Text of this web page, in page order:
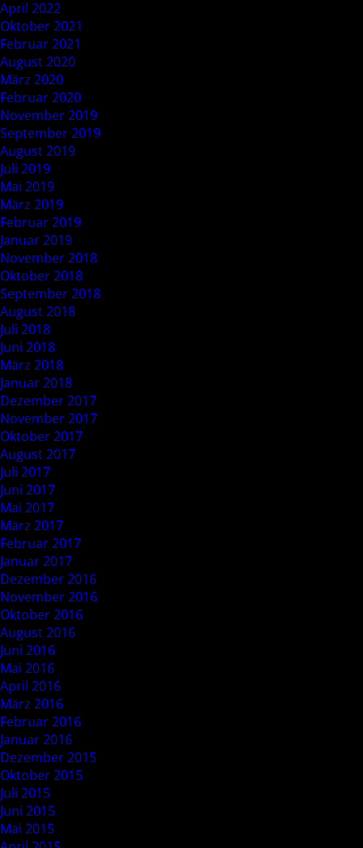
April 2022
Oktober 2021
Februar 2021
August 2020
März 2020
Februar 2020
November 2019
September 2019
August 2019
Juli 2019
Mai 2019
März 2019
Februar 2019
Januar 2019
November 2018
Oktober 2018
September 2018
August 2018
Juli 2018
Juni 2018
März 2018
Januar 2018
Dezember 2017
November 2017
Oktober 2017
August 2017
Juli 2017
Juni 2017
Mai 2017
März 2017
Februar 2017
Januar 2017
Dezember 2016
November 2016
Oktober 2016
August 2016
Juni 2016
Mai 2016
April 2016
März 2016
Februar 2016
Januar 2016
Dezember 2015
Oktober 2015
Juli 2015
Juni 2015
Mai 2015